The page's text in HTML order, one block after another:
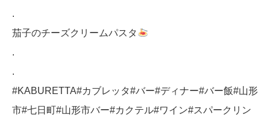
.
茄子のチーズクリームパスタ
.
.
#KABURETTA#カブレッタ#バー#ディナー#バー飯#山形
市#七日町#山形市バー#カクテル#ワイン#スパークリン